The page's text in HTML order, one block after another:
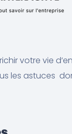
votre vie
les astuces